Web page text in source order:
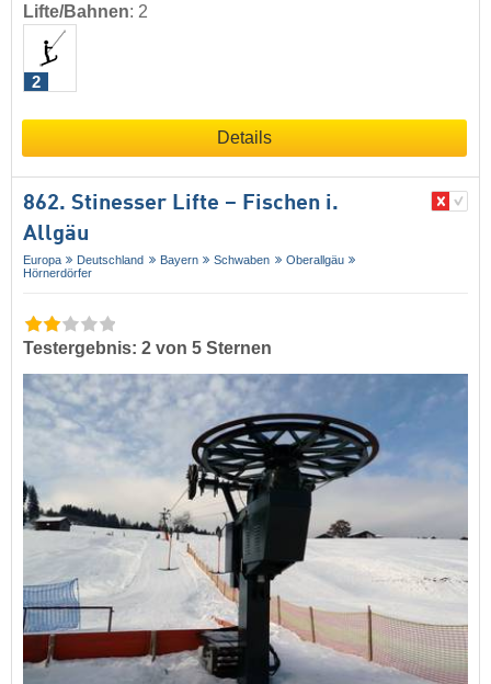
Lifte/Bahnen: 2
2
Details
862. Stinesser Lifte – Fischen i.
Allgäu
Europa Deutschland Bayern Schwaben
Oberallgäu
Hörnerdörfer
Testergebnis: 2 von 5 Sternen